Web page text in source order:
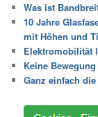
Was ist
10 Jahre
mit Höhen und
Elektromobilität
Keine
Ganz einfach